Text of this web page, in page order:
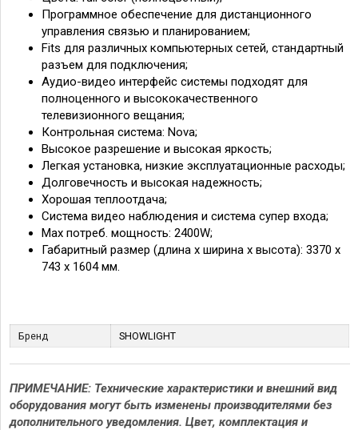
Программное обеспечение для дистанционного
управления связью и планированием;
Fits для различных компьютерных сетей, стандартный
разъем для подключения;
Аудио-видео интерфейс системы подходят для
полноценного и высококачественного
телевизионного вещания;
Контрольная система: Nova;
Высокое разрешение и высокая яркость;
Легкая установка, низкие эксплуатационные расходы;
Долговечность и высокая надежность;
Хорошая теплоотдача;
Система видео наблюдения и система супер входа;
Маx потреб. мощность: 2400W;
Габаритный размер (длина х ширина х высота): 3370 х
743 х 1604 мм.
Бренд SHOWLIGHT
ПРИМЕЧАНИЕ: Технические характеристики и внешний вид
оборудования могут быть изменены производителями без
дополнительного уведомления. Цвет, комплектация и